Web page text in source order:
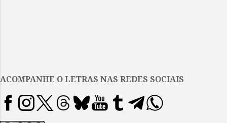
ACOMPANHE O LETRAS NAS REDES SOCIAIS